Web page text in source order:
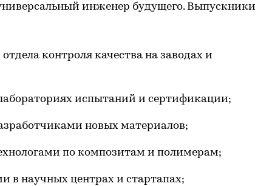
инженер будущего. Выпускники
контроля качества на заводах и
испытаний и сертификации;
новых материалов;
по композитам и полимерам;
в научных центрах и стартапах;